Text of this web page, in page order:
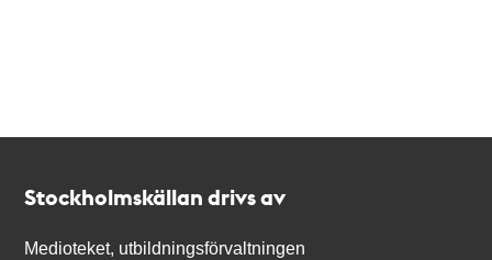
Stockholmskällan drivs av
Medioteket, utbildningsförvaltningen